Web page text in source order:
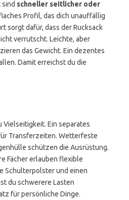
schneller seitlicher oder
Profil, das dich unauffällig
sorgt dafür, dass der Rucksack
verrutscht. Leichte, aber
das Gewicht. Ein dezentes
Damit erreichst du die
Ein separates
Transferzeiten. Wetterfeste
schützen die Ausrüstung.
Fächer erlauben flexible
Schulterpolster und einen
du schwerere Lasten
für persönliche Dinge.